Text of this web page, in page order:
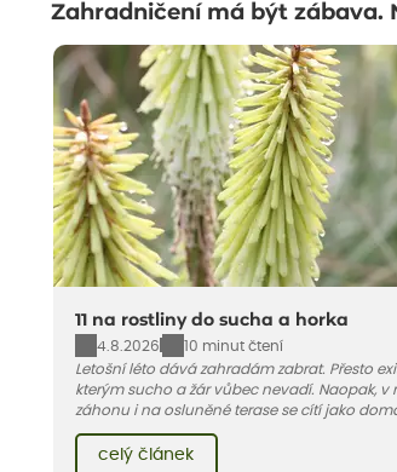
Zahradničení má být zábava.
11 na rostliny do sucha a horka
4.8.2026
10 minut čtení
Letošní léto dává zahradám zabrat. Přesto
kterým sucho a žár vůbec nevadí. Naopak, v
záhonu i na osluněné terase se cítí jako
pro vás 11 tipů na odolné druhy, které
léto bez pravidelné zálivky. Pojďme se
celý článek